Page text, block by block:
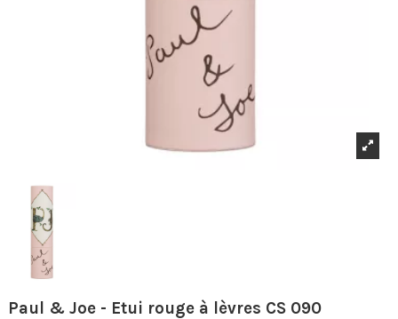
Paul & Joe - Etui rouge à lèvres CS 090